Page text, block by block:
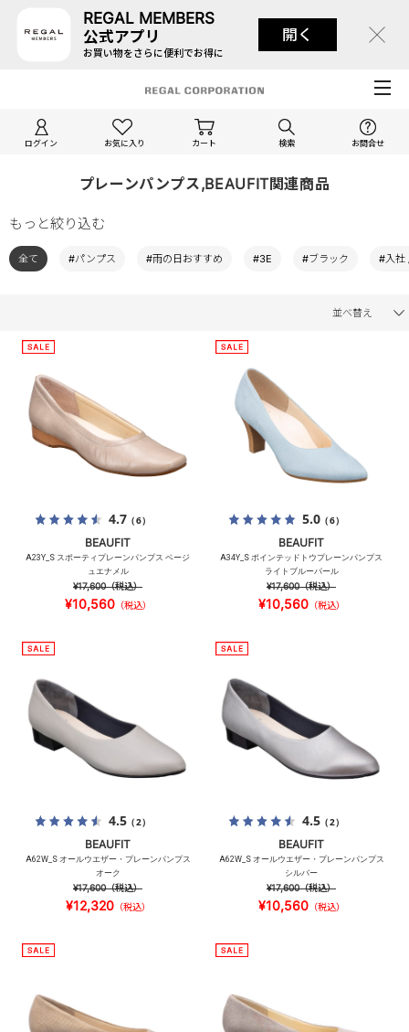
REGAL MEMBERS
公式アプリ
お買い物をさらに便利でお得に
開く
ログイン お気に入り カート 検索 お問合せ
プレーンパンプス,BEAUFIT関連商品
もっと絞り込む
全て #パンプス #雨の日おすすめ #3E #ブラック #入社
並べ替え
4.7（6）
BEAUFIT
A23Y_S スポーティプレーンパンプス ベージ
ュエナメル
¥17,600（税込）
¥10,560（税込）
5.0（6）
BEAUFIT
A34Y_S ポインテッドトウプレーンパンプス
ライトブルーパール
¥17,600（税込）
¥10,560（税込）
4.5（2）
BEAUFIT
A62W_S オールウエザー・プレーンパンプス
オーク
¥17,600（税込）
¥12,320（税込）
4.5（2）
BEAUFIT
A62W_S オールウエザー・プレーンパンプス
シルバー
¥17,600（税込）
¥10,560（税込）